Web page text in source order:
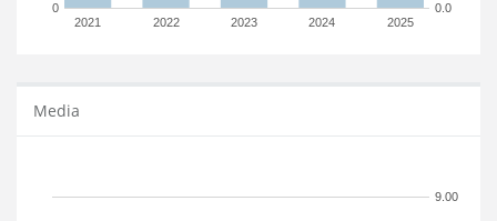
2021 2022 2023 2024 2025
0 0.0
Media
9.00